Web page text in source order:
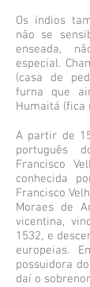
Os índios
não se
enseada,
especial.
(casa de
furna que
Humaitá (fica
A partir de
português
Francisco
conhecida
Francisco
Moraes de
vicentina,
1532, e
europeias.
possuidora
daí o